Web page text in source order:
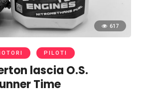
617
PILOTI
lascia O.S.
Time